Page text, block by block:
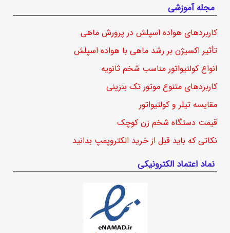
مجله آموزشی
کاربردهای هواده اسپلش در پرورش ماهی
تأثیر اکسیژن بر رشد ماهی با هواده اسپلش
انواع کولتیواتور مناسب شخم ثانویه
کاربردهای متنوع موتور تک بنزینی
مقایسه تیلر و کولتیواتور
قیمت دستگاه شخم زن کوچک
نکاتی که باید قبل از خرید الکتروپمپ بدانید
نماد اعتماد الکترونیکی